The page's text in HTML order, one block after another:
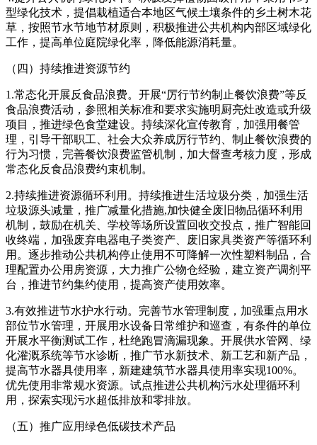
型绿化技术，提倡栽植适合本地区气候土壤条件的乡土树木花
草，按照节水节地节材原则，积极推进公共机构内部区域绿化
工作，提高单位庭院绿化率，降低能源消耗量。
（四）持续推进资源节约
1.常态化开展反食品浪费。开展“厉行节约制止餐饮浪费”等反
食品浪费活动，参照相关标准和要求实施明厨亮灶改造或升级
项目，推进绿色食堂建设。持续深化宣传教育，加强用餐管
理，引导干部职工、社会大众养成厉行节约、制止餐饮浪费的
行为习惯，完善餐饮浪费监管机制，加大督查考核力度，形成
常态化反食品浪费约束机制。
2.持续推进资源循环利用。持续推进生活垃圾分类，加强生活
垃圾源头减量，推广减量化措施,加快健全废旧物品循环利用
机制，鼓励在机关、学校等场所设置回收交投点，推广智能回
收终端，加强废弃电器电子类资产、废旧家具类资产等循环利
用。逐步推动公共机构停止使用不可降解一次性塑料制品，合
理配置办公用房资源，大力推广公物仓经验，建立资产调剂平
台，推进节约集约使用，提高资产使用效率。
3.有效推进节水护水行动。完善节水管理制度，加强重点用水
部位节水管理，开展用水设备日常维护和巡查，有条件的单位
开展水平衡测试工作，杜绝跑冒滴漏现象。开展供水管网、绿
化灌溉系统等节水诊断，推广节水新技术、新工艺和新产品，
提高节水器具使用率，新建建筑节水器具使用率实现100%。
优先使用非常规水资源。试点推进公共机构污水处理循环利
用，探索实现污水超低排放和零排放。
（五）推广应用绿色低碳技术产品